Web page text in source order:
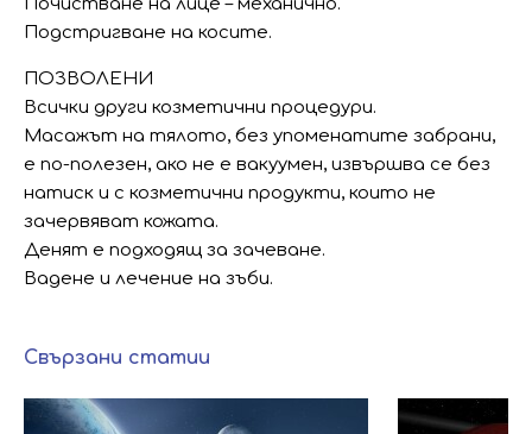
Подстригване на косите.
ПОЗВОЛЕНИ
Всички други козметични процедури.
Масажът на тялото, без упоменатите забрани,
е по-полезен, ако не е вакуумен, извършва се без
натиск и с козметични продукти, които не
зачервяват кожата.
Денят е подходящ за зачеване.
Вадене и лечение на зъби.
Свързани статии